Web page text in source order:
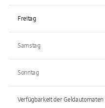
Freitag
Samstag
Sonntag
Verfügbarkeit der Geldautomaten